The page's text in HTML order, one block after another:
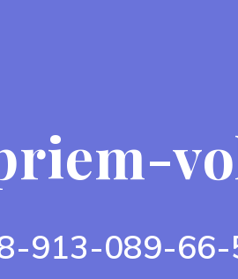
913-089-66-